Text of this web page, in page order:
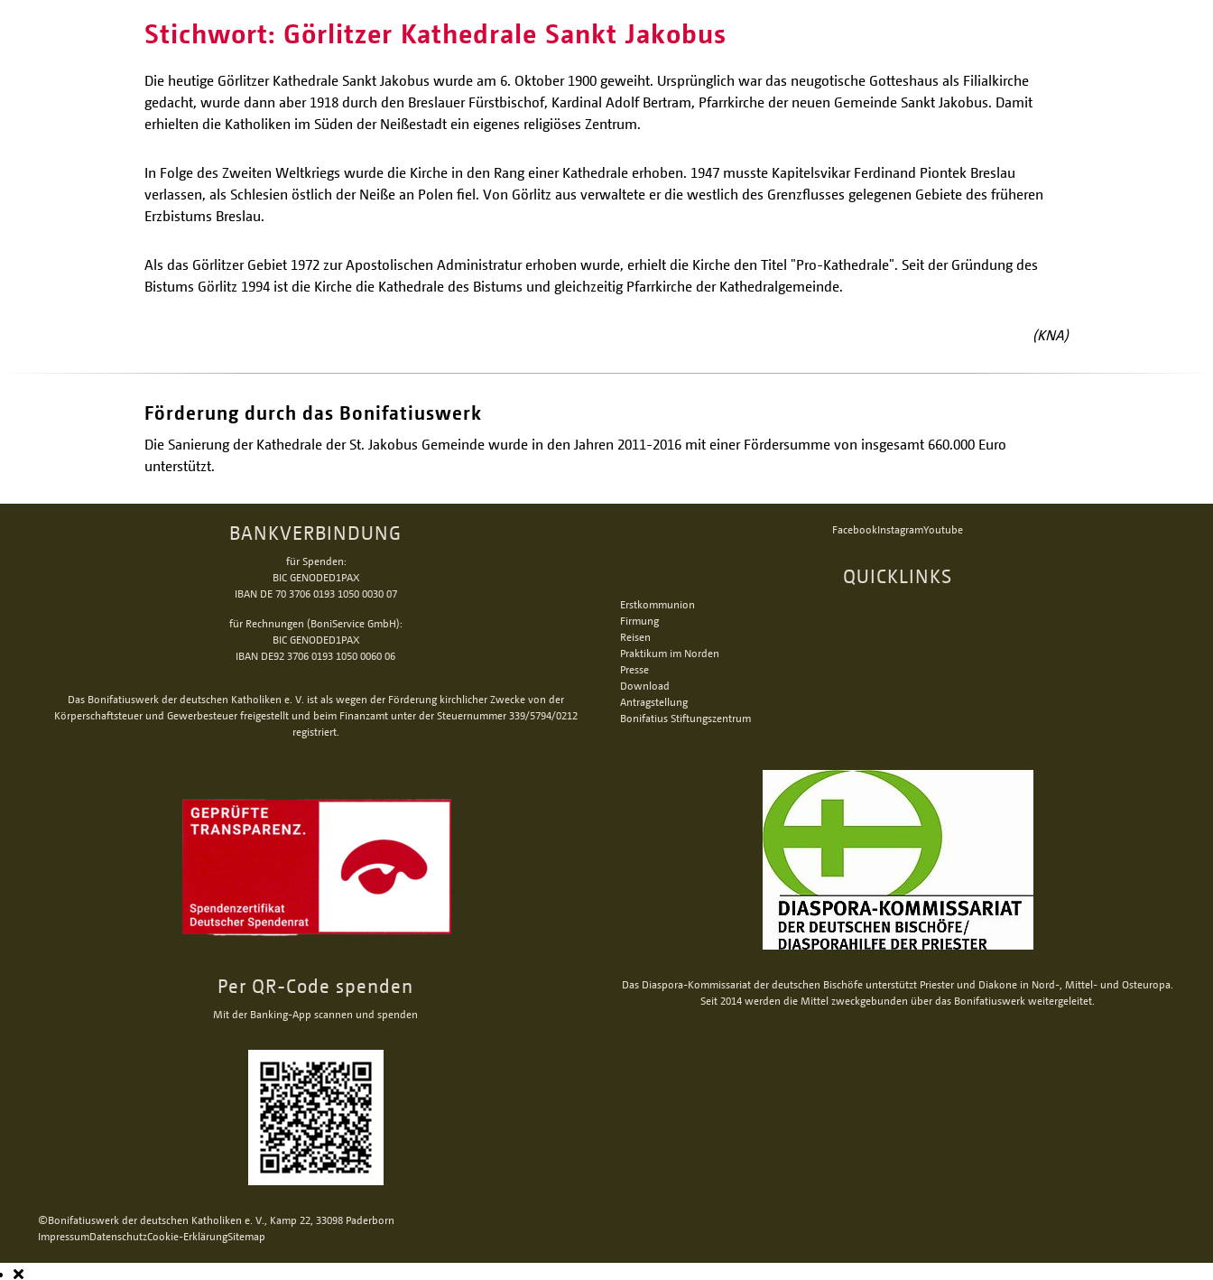
Stichwort: Görlitzer Kathedrale Sankt Jakobus
Die heutige Görlitzer Kathedrale Sankt Jakobus wurde am 6. Oktober 1900 geweiht. Ursprünglich war das neugotische Gotteshaus als Filialkirche
gedacht, wurde dann aber 1918 durch den Breslauer Fürstbischof, Kardinal Adolf Bertram, Pfarrkirche der neuen Gemeinde Sankt Jakobus. Damit
erhielten die Katholiken im Süden der Neißestadt ein eigenes religiöses Zentrum.
In Folge des Zweiten Weltkriegs wurde die Kirche in den Rang einer Kathedrale erhoben. 1947 musste Kapitelsvikar Ferdinand Piontek Breslau
verlassen, als Schlesien östlich der Neiße an Polen fiel. Von Görlitz aus verwaltete er die westlich des Grenzflusses gelegenen Gebiete des früheren
Erzbistums Breslau.
Als das Görlitzer Gebiet 1972 zur Apostolischen Administratur erhoben wurde, erhielt die Kirche den Titel "Pro-Kathedrale". Seit der Gründung des
Bistums Görlitz 1994 ist die Kirche die Kathedrale des Bistums und gleichzeitig Pfarrkirche der Kathedralgemeinde.
(KNA)
Förderung durch das Bonifatiuswerk
Die Sanierung der Kathedrale der St. Jakobus Gemeinde wurde in den Jahren 2011-2016 mit einer Fördersumme von insgesamt 660.000 Euro
unterstützt.
BANKVERBINDUNG
für Spenden:
BIC GENODED1PAX
IBAN DE 70 3706 0193 1050 0030 07
für Rechnungen (BoniService GmbH):
BIC GENODED1PAX
IBAN DE92 3706 0193 1050 0060 06
Das Bonifatiuswerk der deutschen Katholiken e. V. ist als wegen der Förderung kirchlicher Zwecke von der
Körperschaftsteuer und Gewerbesteuer freigestellt und beim Finanzamt unter der Steuernummer 339/5794/0212
registriert.
Per QR-Code spenden
Mit der Banking-App scannen und spenden
FacebookInstagramYoutube
QUICKLINKS
Erstkommunion
Firmung
Reisen
Praktikum im Norden
Presse
Download
Antragstellung
Bonifatius Stiftungszentrum
Das Diaspora-Kommissariat der deutschen Bischöfe unterstützt Priester und Diakone in Nord-, Mittel- und Osteuropa.
Seit 2014 werden die Mittel zweckgebunden über das Bonifatiuswerk weitergeleitet.
©Bonifatiuswerk der deutschen Katholiken e. V., Kamp 22, 33098 Paderborn
ImpressumDatenschutzCookie-ErklärungSitemap